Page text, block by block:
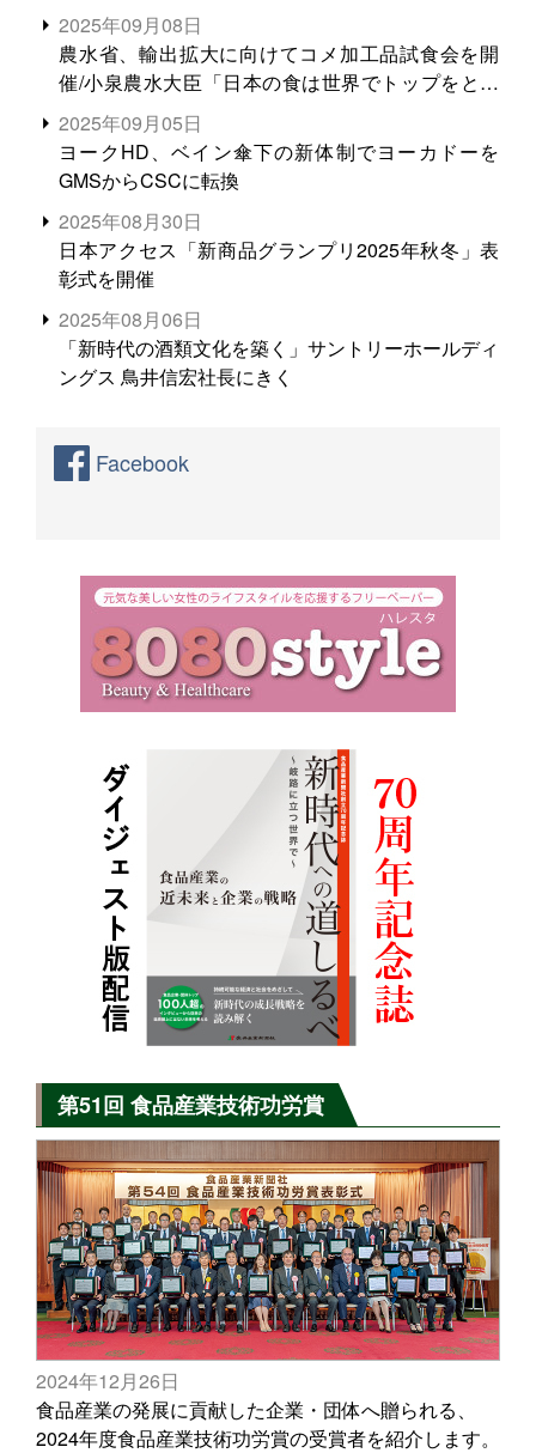
2025年09月08日
農水省、輸出拡大に向けてコメ加工品試食会を開
催/小泉農水大臣「日本の食は世界でトップをとれ
る。米増産に向けて、米輸出需要の拡大を」
2025年09月05日
ヨークHD、ベイン傘下の新体制でヨーカドーを
GMSからCSCに転換
2025年08月30日
日本アクセス「新商品グランプリ2025年秋冬」表
彰式を開催
2025年08月06日
「新時代の酒類文化を築く」サントリーホールディ
ングス 鳥井信宏社長にきく
Facebook
第51回 食品産業技術功労賞
2024年12月26日
食品産業の発展に貢献した企業・団体へ贈られる、
2024年度食品産業技術功労賞の受賞者を紹介します。